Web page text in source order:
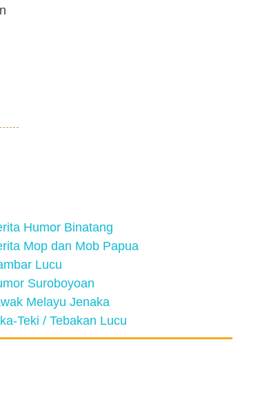
Humor Binatang
Mop dan Mob Papua
Lucu
Suroboyoan
Melayu Jenaka
Teki / Tebakan Lucu